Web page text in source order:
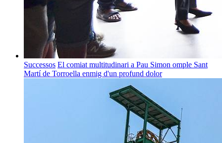
Successos El comiat multitudinari a Pau Simon omple Sant
Martí de Torroella enmig d'un profund dolor